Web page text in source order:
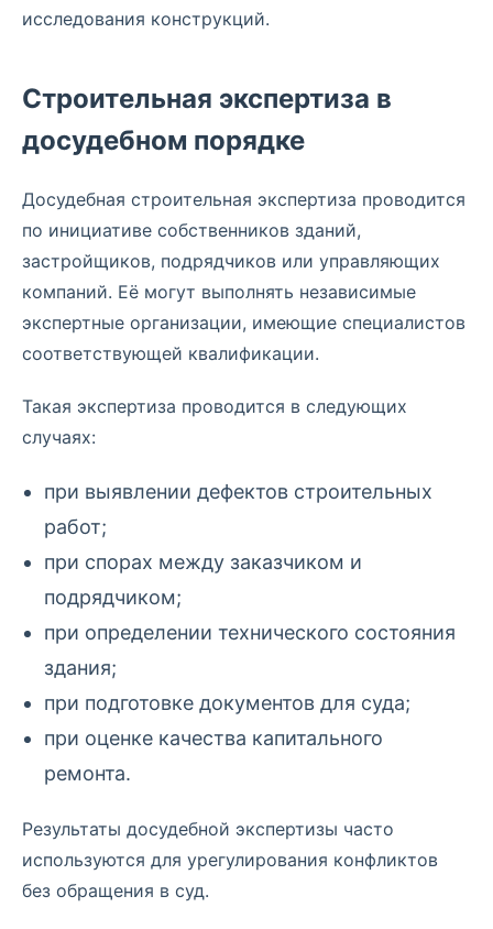
исследования конструкций.
Строительная экспертиза в
досудебном порядке
Досудебная строительная экспертиза проводится
по инициативе собственников зданий,
застройщиков, подрядчиков или управляющих
компаний. Её могут выполнять независимые
экспертные организации, имеющие специалистов
соответствующей квалификации.
Такая экспертиза проводится в следующих
случаях:
при выявлении дефектов строительных
работ;
при спорах между заказчиком и
подрядчиком;
при определении технического состояния
здания;
при подготовке документов для суда;
при оценке качества капитального
ремонта.
Результаты досудебной экспертизы часто
используются для урегулирования конфликтов
без обращения в суд.